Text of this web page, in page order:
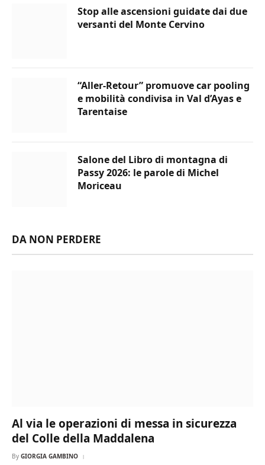
Stop alle ascensioni guidate dai due
versanti del Monte Cervino
“Aller-Retour” promuove car pooling
e mobilità condivisa in Val d’Ayas e
Tarentaise
Salone del Libro di montagna di
Passy 2026: le parole di Michel
Moriceau
DA NON PERDERE
Al via le operazioni di messa in sicurezza
del Colle della Maddalena
By GIORGIA GAMBINO